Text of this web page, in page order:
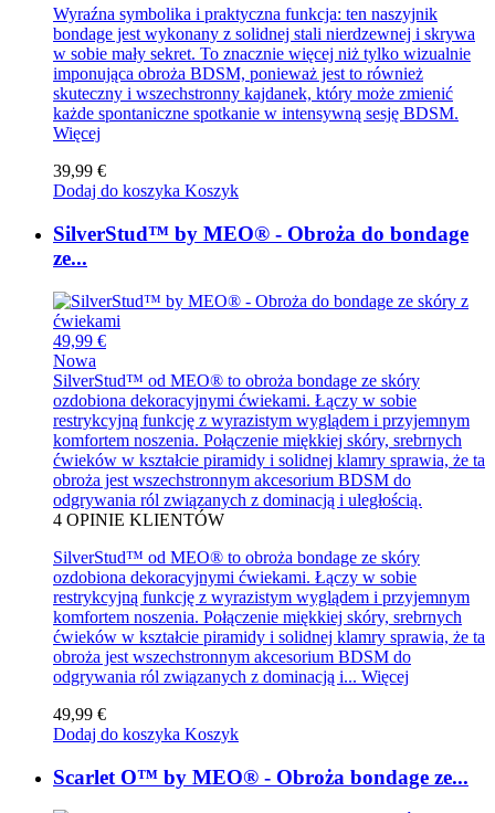
Wyraźna symbolika i praktyczna funkcja: ten naszyjnik
bondage jest wykonany z solidnej stali nierdzewnej i skrywa
w sobie mały sekret. To znacznie więcej niż tylko wizualnie
imponująca obroża BDSM, ponieważ jest to również
skuteczny i wszechstronny kajdanek, który może zmienić
każde spontaniczne spotkanie w intensywną sesję BDSM.
Więcej
39,99 €
Dodaj do koszyka Koszyk
SilverStud™ by MEO® - Obroża do bondage
ze...
49,99 €
Nowa
SilverStud™ od MEO® to obroża bondage ze skóry
ozdobiona dekoracyjnymi ćwiekami. Łączy w sobie
restrykcyjną funkcję z wyrazistym wyglądem i przyjemnym
komfortem noszenia. Połączenie miękkiej skóry, srebrnych
ćwieków w kształcie piramidy i solidnej klamry sprawia, że ta
obroża jest wszechstronnym akcesorium BDSM do
odgrywania ról związanych z dominacją i uległością.
4 OPINIE KLIENTÓW
SilverStud™ od MEO® to obroża bondage ze skóry
ozdobiona dekoracyjnymi ćwiekami. Łączy w sobie
restrykcyjną funkcję z wyrazistym wyglądem i przyjemnym
komfortem noszenia. Połączenie miękkiej skóry, srebrnych
ćwieków w kształcie piramidy i solidnej klamry sprawia, że ta
obroża jest wszechstronnym akcesorium BDSM do
odgrywania ról związanych z dominacją i... Więcej
49,99 €
Dodaj do koszyka Koszyk
Scarlet O™ by MEO® - Obroża bondage ze...